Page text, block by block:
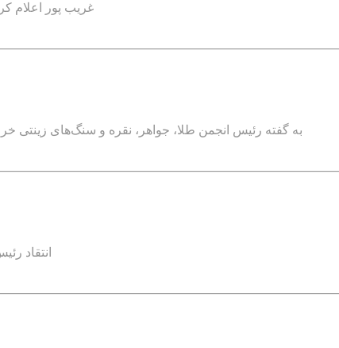
غریب پور اعلام کرد: اشتغال زایی مستقیم برای
به گفته رئیس انجمن طلا، جواهر، نقره و سنگ‌های
انتقاد